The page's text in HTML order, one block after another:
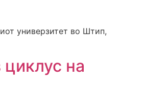
универзитет во Штип,
на